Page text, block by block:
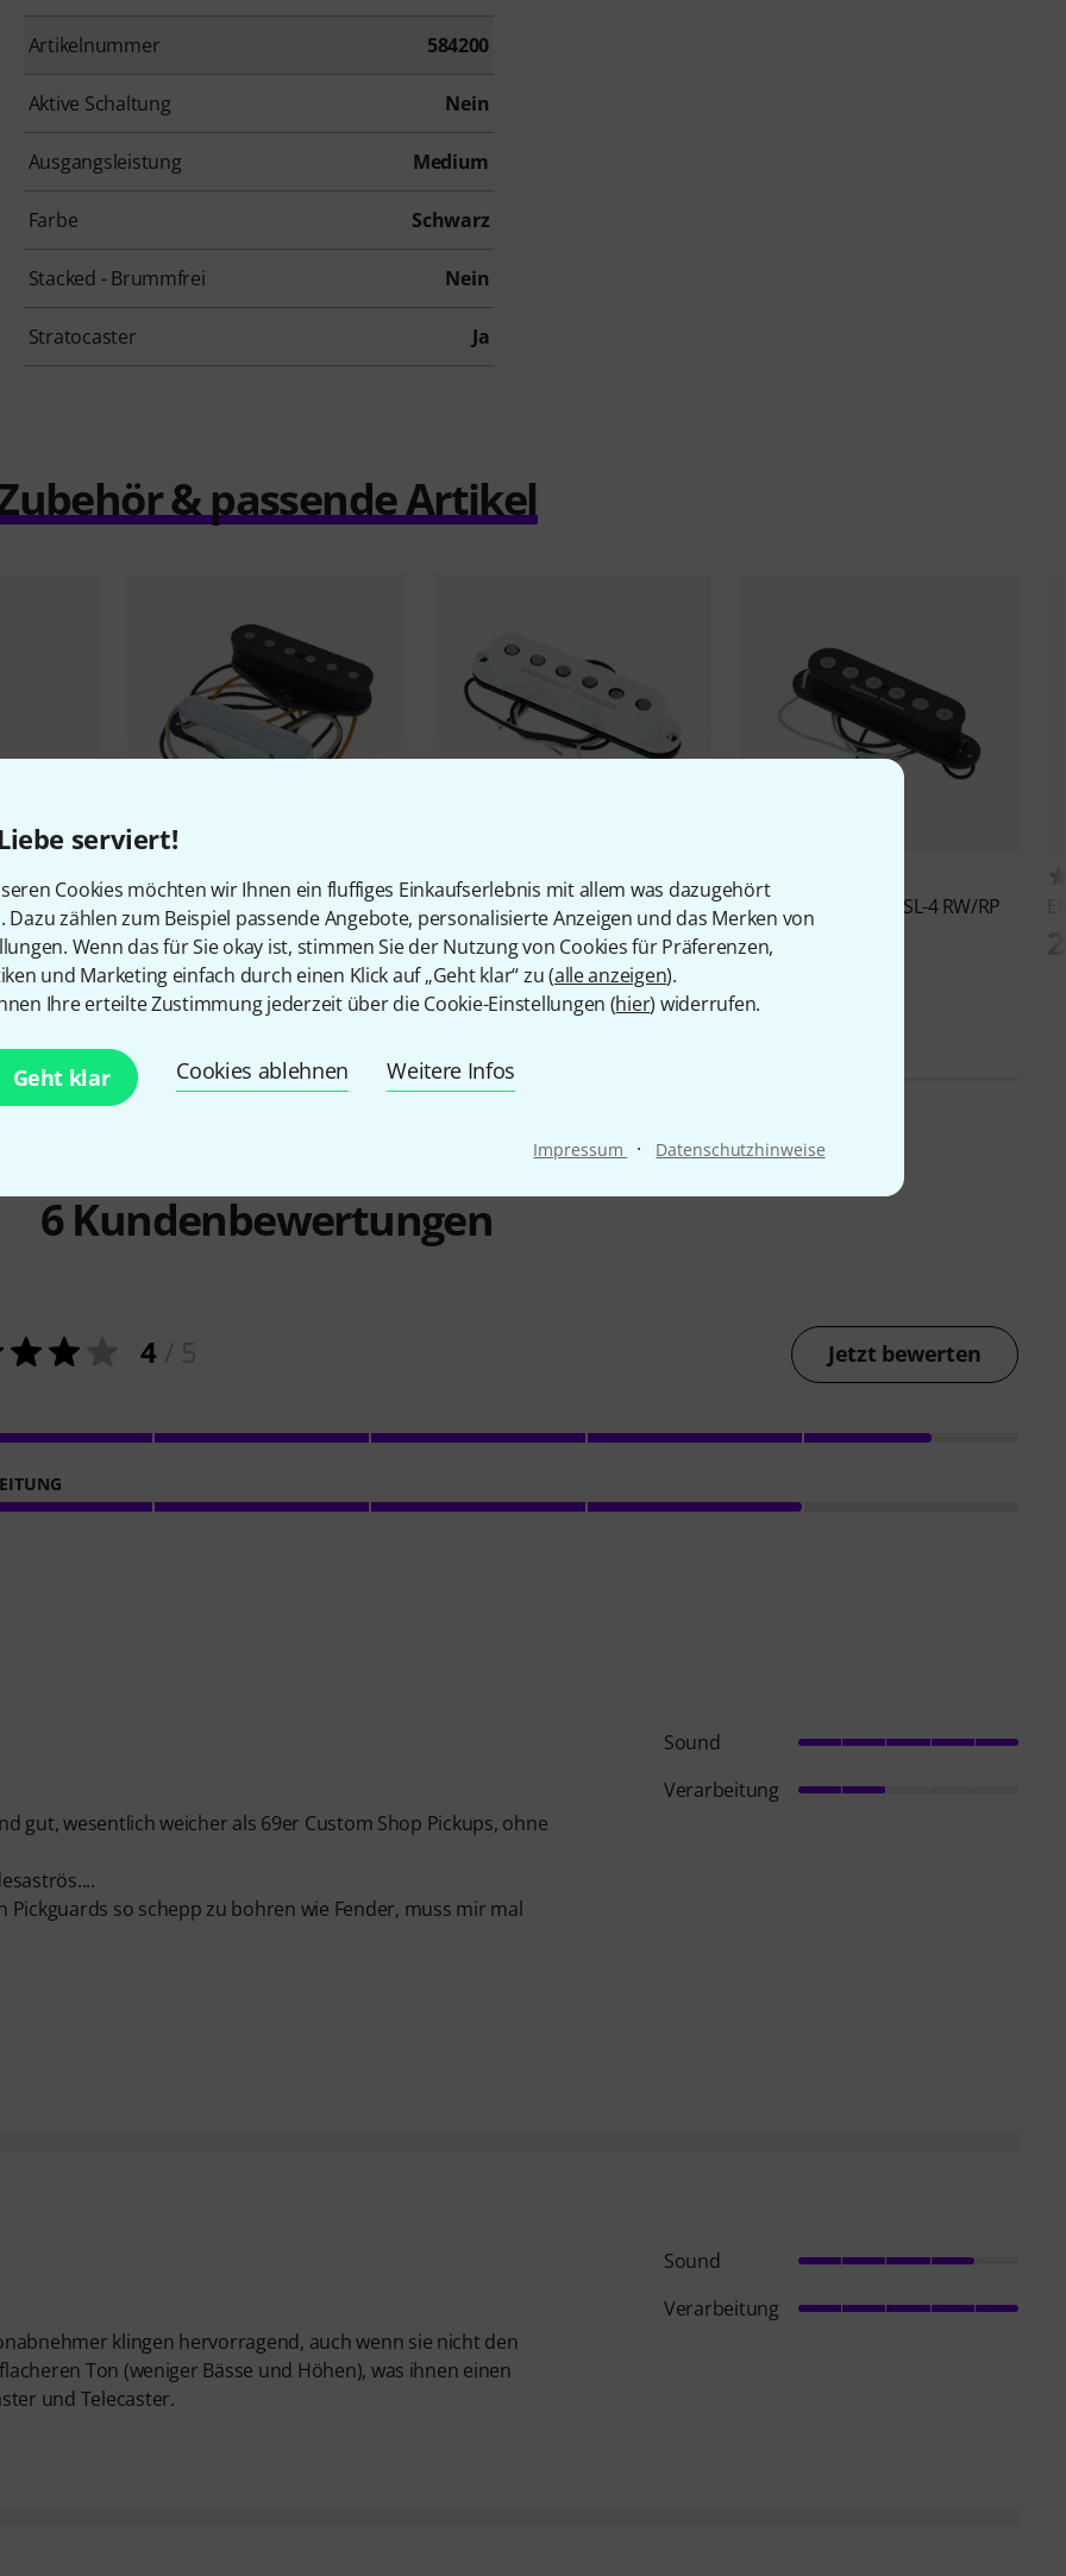
serviert!
Cookies möchten wir Ihnen ein fluffiges Einkaufserlebnis mit allem was dazugehört
Dazu zählen zum Beispiel passende Angebote, personalisierte Anzeigen und das Merken von
Wenn das für Sie okay ist, stimmen Sie der Nutzung von Cookies für Präferenzen,
und Marketing einfach durch einen Klick auf „Geht klar“ zu (alle anzeigen).
Ihre erteilte Zustimmung jederzeit über die Cookie-Einstellungen (hier) widerrufen.
Geht klar Cookies ablehnen Weitere Infos
Impressum · Datenschutzhinweise
Artikelnummer 584200
Aktive Schaltung Nein
Ausgangsleistung Medium
Farbe Schwarz
Stacked - Brummfrei Nein
Stratocaster Ja
& passende Artikel
Stand
Fender Custom Shop 51
Nocaster PU Set
179 €
UVP: 269 €
-33%
237
Seymour Duncan
SSL-5 Custom
Staggered
89 €
Seymour Duncan
SSL-4 RW/RP
99 €
6Kundenbewertungen
4/ 5 Jetzt bewerten
gut, wesentlich weicher als 69er Custom Shop Pickups, ohne
so schepp zu bohren wie Fender, muss mir mal
Sound
Verarbeitung
klingen hervorragend, auch wenn sie nicht den
Ton (weniger Bässe und Höhen), was ihnen einen
und Telecaster.
Sound
Verarbeitung